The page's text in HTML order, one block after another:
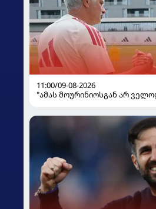
11:00/09-08-2026
"ამას მოურინიოსგან არ